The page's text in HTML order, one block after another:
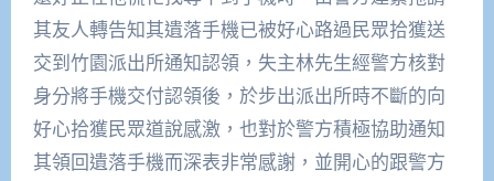
其友人轉告知其遺落手機已被好心路過民眾拾獲送
交到竹園派出所通知認領，失主林先生經警方核對
身分將手機交付認領後，於步出派出所時不斷的向
好心拾獲民眾道說感激，也對於警方積極協助通知
其領回遺落手機而深表非常感謝，並開心的跟警方